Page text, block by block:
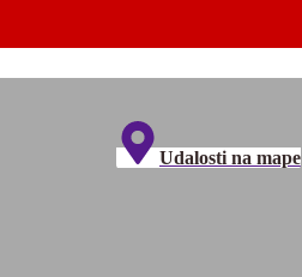
Udalosti na mape